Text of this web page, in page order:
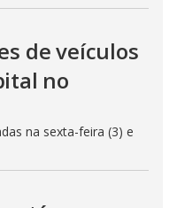
de veículos
no
na sexta-feira (3) e